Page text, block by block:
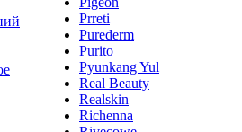
Prreti
Purederm
Purito
Pyunkang Yul
Real Beauty
Realskin
Richenna